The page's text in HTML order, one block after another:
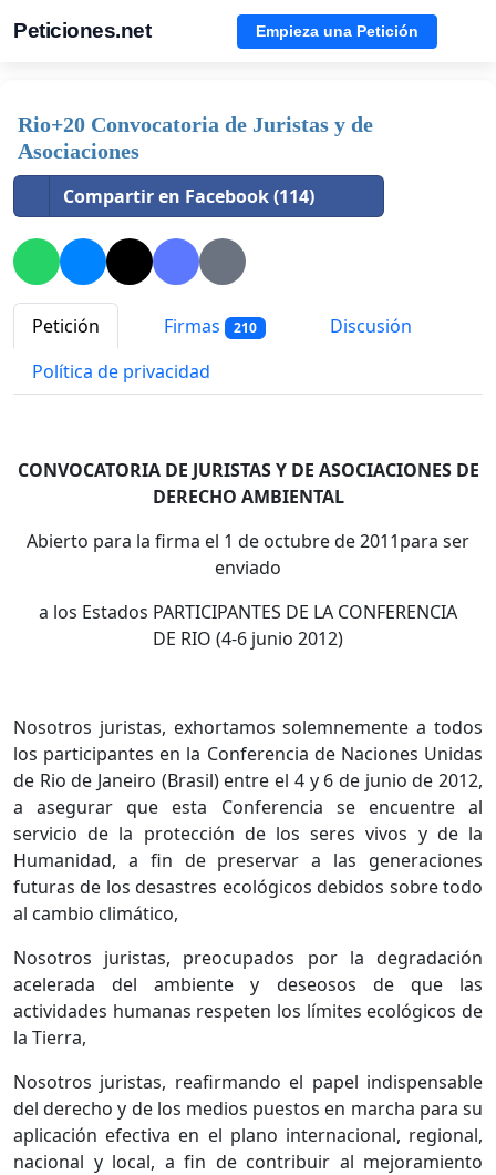
Peticiones.net Empieza una Petición
Rio+20 Convocatoria de Juristas y de
Asociaciones
Compartir en Facebook (114)
Petición Firmas 210
Discusión
Política de privacidad
CONVOCATORIA DE JURISTAS Y DE ASOCIACIONES DE
DERECHO AMBIENTAL
Abierto para la firma el 1 de octubre de 2011para ser
enviado
a los Estados PARTICIPANTES DE LA CONFERENCIA
DE RIO (4-6 junio 2012)
Nosotros juristas, exhortamos solemnemente a todos
los participantes en la Conferencia de Naciones Unidas
de Rio de Janeiro (Brasil) entre el 4 y 6 de junio de 2012,
a asegurar que esta Conferencia se encuentre al
servicio de la protección de los seres vivos y de la
Humanidad, a fin de preservar a las generaciones
futuras de los desastres ecológicos debidos sobre todo
al cambio climático,
Nosotros juristas, preocupados por la degradación
acelerada del ambiente y deseosos de que las
actividades humanas respeten los límites ecológicos de
la Tierra,
Nosotros juristas, reafirmando el papel indispensable
del derecho y de los medios puestos en marcha para su
aplicación efectiva en el plano internacional, regional,
nacional y local, a fin de contribuir al mejoramiento